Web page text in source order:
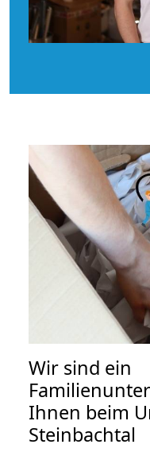
Wir sind ein
Ihnen beim
Steinbachtal